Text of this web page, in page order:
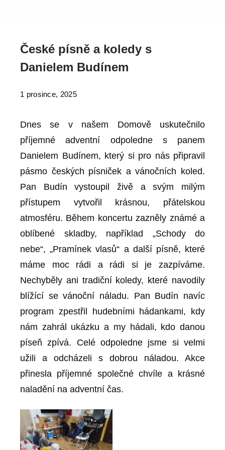
České písně a koledy s
Danielem Budínem
1 prosince, 2025
Dnes se v našem Domově uskutečnilo
příjemné adventní odpoledne s panem
Danielem Budínem, který si pro nás připravil
pásmo českých písniček a vánočních koled.
Pan Budín vystoupil živě a svým milým
přístupem vytvořil krásnou, přátelskou
atmosféru. Během koncertu zazněly známé a
oblíbené skladby, například „Schody do
nebe“, „Pramínek vlasů“ a další písně, které
máme moc rádi a rádi si je zazpíváme.
Nechyběly ani tradiční koledy, které navodily
blížící se vánoční náladu. Pan Budín navíc
program zpestřil hudebními hádankami, kdy
nám zahrál ukázku a my hádali, kdo danou
píseň zpívá. Celé odpoledne jsme si velmi
užili a odcházeli s dobrou náladou. Akce
přinesla příjemné společné chvíle a krásné
naladění na adventní čas.